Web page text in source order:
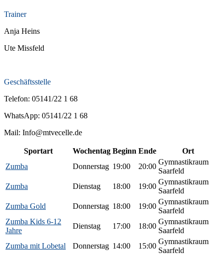
Trainer
Anja Heins
Ute Missfeld
Geschäftsstelle
Telefon: 05141/22 1 68
WhatsApp: 05141/22 1 68
Mail: Info@mtvecelle.de
Sportart Wochentag Beginn Ende
Ort
Zumba
Donnerstag 19:00 20:00
Gymnastikraum
Saarfeld
Zumba
Dienstag 18:00 19:00
Gymnastikraum
Saarfeld
Zumba Gold
Donnerstag 18:00 19:00
Gymnastikraum
Saarfeld
Zumba Kids 6-12
Jahre
Dienstag 17:00 18:00
Gymnastikraum
Saarfeld
Zumba mit Lobetal
Donnerstag 14:00 15:00
Gymnastikraum
Saarfeld